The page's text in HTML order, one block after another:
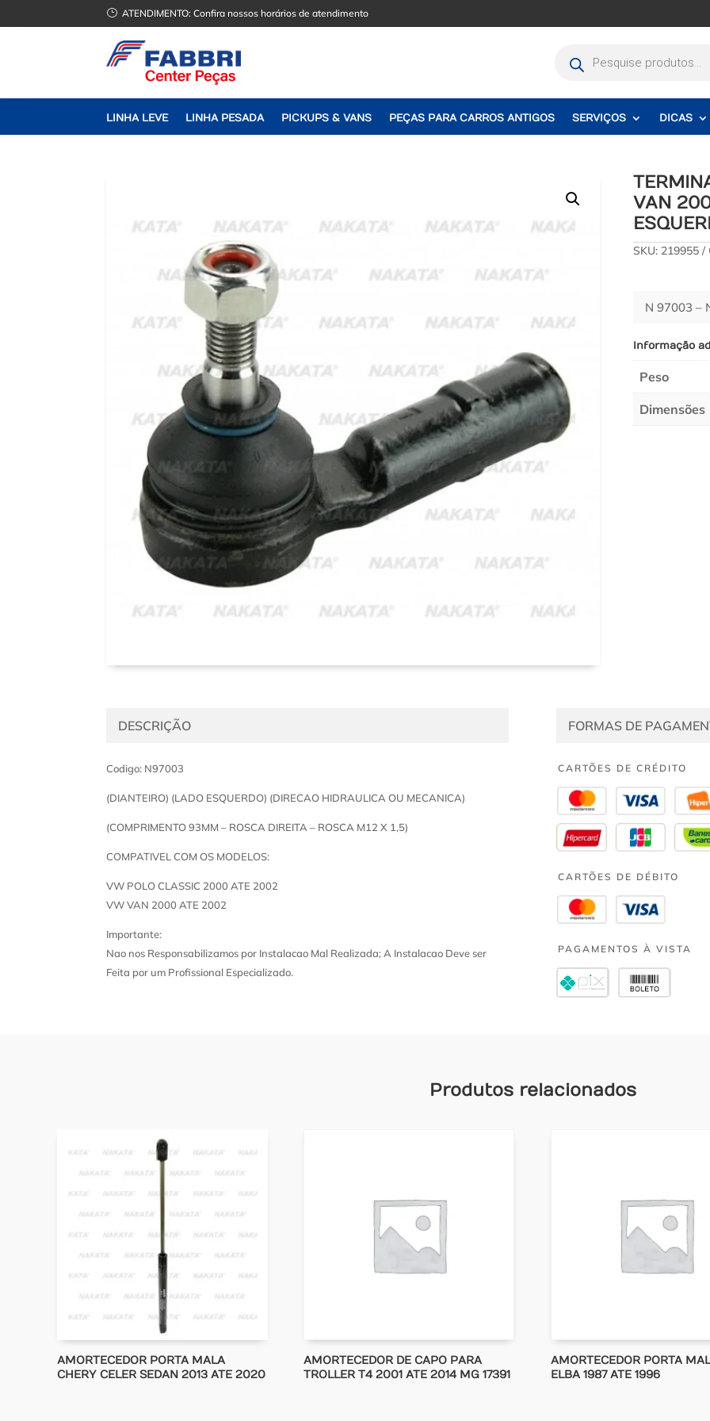
} ATENDIMENTO:Confira nossos horários de atendimento
produtos
LINHA LEVE LINHA PESADA PICKUPS & VANS PEÇAS PARA CARROS ANTIGOS SERVIÇOS DICAS
VAN
SKU: 219955
N 97003 –
Informação
Peso
Dimensões
DESCRIÇÃO
Codigo: N97003
(DIANTEIRO) (LADO ESQUERDO) (DIRECAO HIDRAULICA OU MECANICA)
(COMPRIMENTO 93MM – ROSCA DIREITA – ROSCA M12 X 1,5)
COMPATIVEL COM OS MODELOS:
VW POLO CLASSIC 2000 ATE 2002
VW VAN 2000 ATE 2002
Importante:
Nao nos Responsabilizamos por Instalacao Mal Realizada; A Instalacao Deve ser
Feita por um Profissional Especializado.
FORMAS DE
CARTÕES DE CRÉDITO
CARTÕES DE DÉBITO
PAGAMENTOS À VISTA
Produtos relacionados
AMORTECEDOR PORTA MALA
CHERY CELER SEDAN 2013 ATE 2020
AMORTECEDOR DE CAPO PARA
TROLLER T4 2001 ATE 2014 MG 17391
AMORTECEDOR PORTA
ELBA 1987 ATE 1996